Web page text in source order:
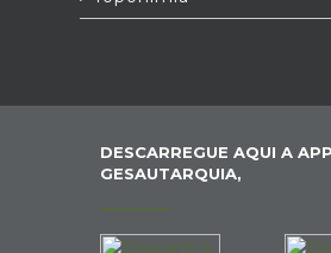
DESCARREGUE AQUI A APP
GESAUTARQUIA,